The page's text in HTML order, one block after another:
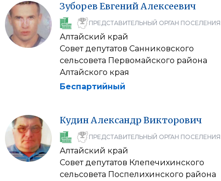
Зуборев ЕвгенийАлексеевич
ПРЕДСТАВИТЕЛЬНЫЙ ОРГАН ПОСЕЛЕНИЯ
Алтайский край
Совет депутатов Санниковского
сельсовета Первомайского района
Алтайского края
Беспартийный
КудинАлександр Викторович
ПРЕДСТАВИТЕЛЬНЫЙ ОРГАН ПОСЕЛЕНИЯ
Алтайский край
Совет депутатов Клепечихинского
сельсовета Поспелихинского района